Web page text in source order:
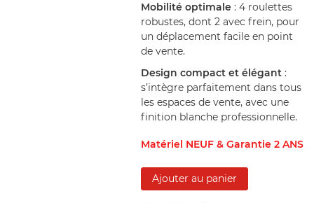
Mobilité optimale : 4 roulettes
robustes, dont 2 avec frein, pour
un déplacement facile en point
de vente.
Design compact et élégant :
s’intègre parfaitement dans tous
les espaces de vente, avec une
finition blanche professionnelle.
Matériel NEUF & Garantie 2 ANS
Ajouter au panier